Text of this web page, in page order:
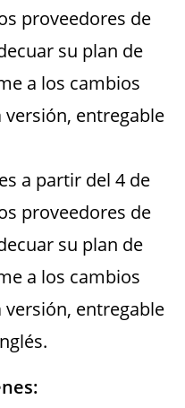
proveedores de
su plan de
a los cambios
entregable
a partir del 4 de
proveedores de
su plan de
a los cambios
entregable